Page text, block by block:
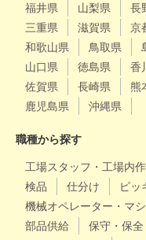
福井県
山梨県 長
三重県
滋賀県 京
和歌山県
鳥取県
山口県
徳島県 香
佐賀県
長崎県 熊
鹿児島県
沖縄県
職種から探す
工場スタッフ・工場内
検品
仕分け
ピッ
機械オペレーター・マ
部品供給
保守・保全